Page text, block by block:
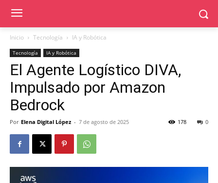
Inicio Tecnología IA y Robótica
Tecnología IA y Robótica
El Agente Logístico DIVA,
Impulsado por Amazon
Bedrock
Por Elena Digital López - 7 de agosto de 2025 0
178